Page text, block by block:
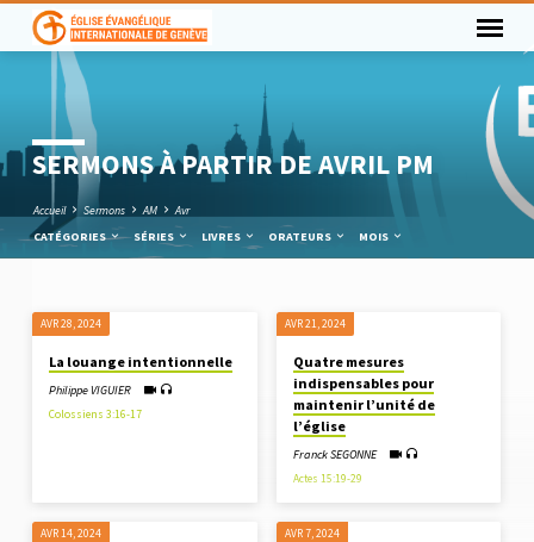
SERMONS À PARTIR DE AVRIL PM
Accueil Sermons AM
Avr
CATÉGORIES
SÉRIES LIVRES ORATEURS MOIS
SERMONS
PARTIR
AVR 28, 2024
La louange intentionnelle
Philippe VIGUIER
Colossiens 3:16-17
AVR 21, 2024
Quatre mesures
indispensables pour
maintenir l’unité de
l’église
Franck SEGONNE
Actes 15:19-29
AVR 14, 2024 AVR 7, 2024